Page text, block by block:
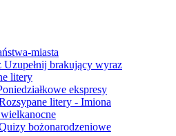
miasta
Uzupełnij brakujący wyraz
litery
ekspresy
litery - Imiona
bożonarodzeniowe